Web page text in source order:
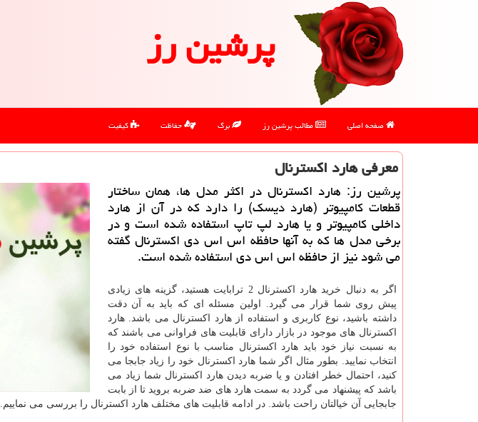
پرشین رز
صفحه اصلی مطالب پرشین رز برگ حفاظت کیفیت
معرفی هارد اكسترنال
پرشین رز: هارد اكسترنال در اكثر مدل ها، همان ساختار
قطعات كامپیوتر (هارد دیسك) را دارد كه در آن از هارد
داخلی كامپیوتر و یا هارد لپ تاپ استفاده شده است و در
برخی مدل ها كه به آنها حافظه اس اس دی اكسترنال گفته
می شود نیز از حافظه اس اس دی استفاده شده است.
اگر به دنبال خرید هارد اکسترنال 2 ترابایت هستید، گزینه های زیادی
پیش روی شما قرار می گیرد. اولین مسئله ای که باید به آن دقت
داشته باشید، نوع کاربری و استفاده از هارد اکسترنال می باشد. هارد
اکسترنال های موجود در بازار دارای قابلیت های فراوانی می باشند که
به نسبت نیاز خود باید هارد اکسترنال مناسب با نوع استفاده خود را
انتخاب نمایید. بطور مثال اگر شما هارد اکسترنال خود را زیاد جابجا می
کنید، احتمال خطر افتادن و یا ضربه دیدن هارد اکسترنال شما زیاد می
باشد که پیشنهاد می گردد به سمت هارد های ضد ضربه بروید تا از بابت
جابجایی آن خیالتان راحت باشد. در ادامه قابلیت های مختلف هارد اکسترنال را بررسی می نماییم.